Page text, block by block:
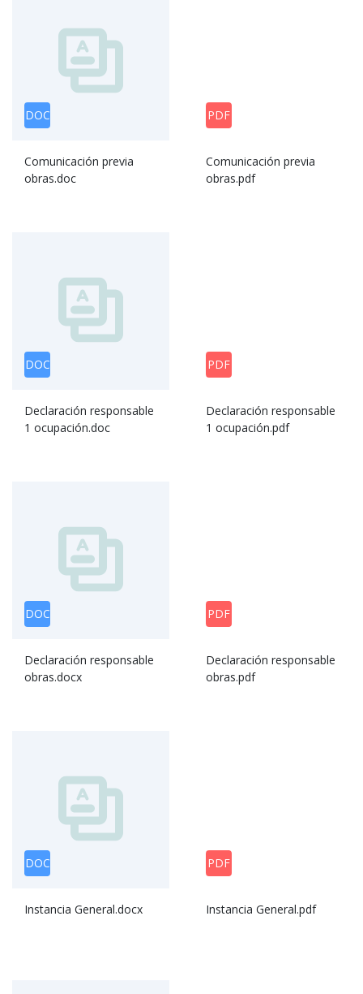
DOC
Comunicación previa
obras.doc
PDF
Comunicación previa
obras.pdf
DOC
Declaración responsable
1 ocupación.doc
PDF
Declaración responsable
1 ocupación.pdf
DOC
Declaración responsable
obras.docx
PDF
Declaración responsable
obras.pdf
DOC
Instancia General.docx
PDF
Instancia General.pdf